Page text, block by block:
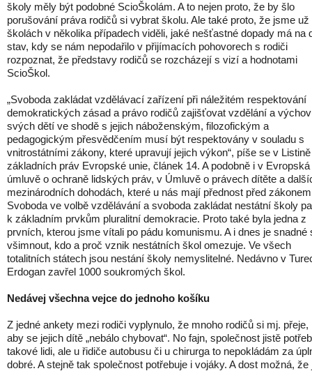
školy měly být podobné ScioŠkolám. A to nejen proto, že by šlo
porušování práva rodičů si vybrat školu. Ale také proto, že jsme už
školách v několika případech viděli, jaké nešťastné dopady má na
stav, kdy se nám nepodařilo v přijímacích pohovorech s rodiči
rozpoznat, že představy rodičů se rozcházejí s vizí a hodnotami
ScioŠkol.
„Svoboda zakládat vzdělávací zařízení při náležitém respektování
demokratických zásad a právo rodičů zajišťovat vzdělání a
svých dětí ve shodě s jejich náboženským, filozofickým a
pedagogickým přesvědčením musí být respektovány v souladu s
vnitrostátními zákony, které upravují jejich výkon“, píše se v Listině
základních práv Evropské unie, článek 14. A podobně i v Evropská
úmluvě o ochraně lidských práv, v Úmluvě o právech dítěte a
mezinárodních dohodách, které u nás mají přednost před
Svoboda ve volbě vzdělávání a svoboda zakládat nestátní školy
k základním prvkům pluralitní demokracie. Proto také byla jedna z
prvních, kterou jsme vítali po pádu komunismu. A i dnes je snadné
všimnout, kdo a proč vznik nestátních škol omezuje. Ve všech
totalitních státech jsou nestání školy nemyslitelné. Nedávno v
Erdogan zavřel 1000 soukromých škol.
Nedávej všechna vejce do jednoho košíku
Z jedné ankety mezi rodiči vyplynulo, že mnoho rodičů si mj. přeje,
aby se jejich dítě „nebálo chybovat“. No fajn, společnost jistě
takové lidi, ale u řidiče autobusu či u chirurga to nepokládám za
dobré. A stejně tak společnost potřebuje i vojáky. A dost možná, že